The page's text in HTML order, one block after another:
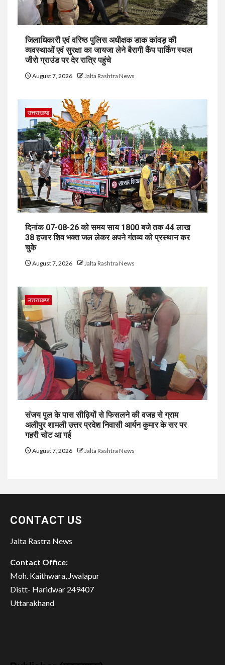
जिलाधिकारी एवं वरिष्ठ पुलिस अधीक्षक डाक कांवड़ की
व्यवस्थाओं एवं सुरक्षा का जायजा लेने बैरागी कैंप पार्किंग स्थल
जीरो ग्राउंड पर देर रात्रि पहुंचे
August 7, 2026 Jalta Rashtra News
उत्तराखण्ड
दिनांक 07-08-26 को समय साय 1800 बजे तक 44 लाख
38 हजार शिव भक्त जल लेकर अपने गंतव्य को प्रस्थान कर
चुके
August 7, 2026 Jalta Rashtra News
उत्तराखण्ड
संजय पुल के पास सीढ़ियों से फिसलने की वजह से ग्राम
अलीपुर शामली उत्तर प्रदेश निवासी आर्यन कुमार के सर पर
गहरी चोट आ गई
August 7, 2026 Jalta Rashtra News
CONTACT US
Jalta Rastra News
Contact Office:
Moh. Kaithwara, Jwalapur
Distt- Haridwar 249407
Uttarakhand